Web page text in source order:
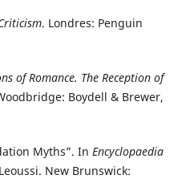
. Londres: Penguin
of Romance. The Reception of
Boydell & Brewer,
Myths”. In Encyclopaedia
New Brunswick: